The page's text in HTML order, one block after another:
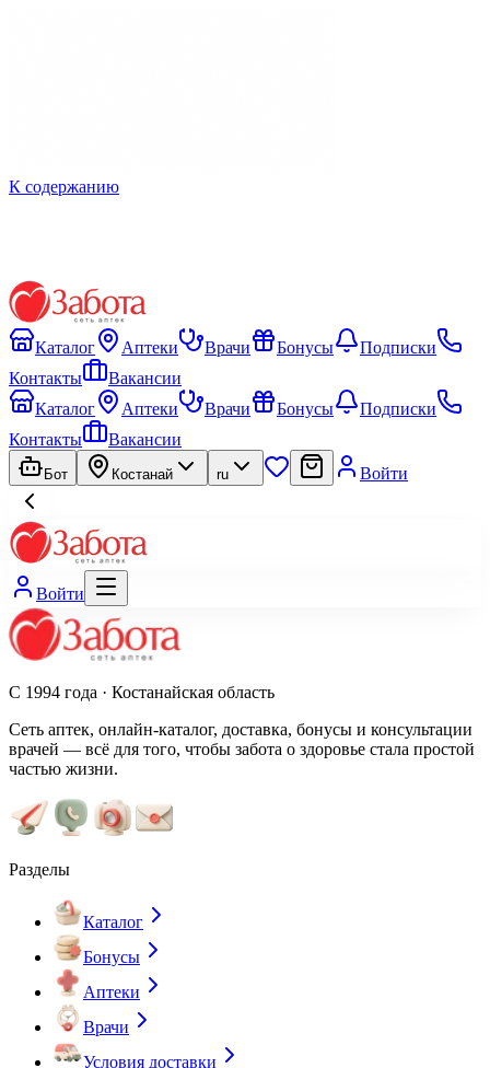
К содержанию
Каталог Аптеки Врачи Бонусы
Подписки
Контакты
Вакансии
Каталог
Аптеки Врачи Бонусы
Подписки
Контакты
Вакансии
Бот Костанай ru Войти
Войти
С 1994 года · Костанайская область
Сеть аптек, онлайн-каталог, доставка, бонусы и консультации
врачей — всё для того, чтобы забота о здоровье стала простой
частью жизни.
Разделы
Каталог
Бонусы
Аптеки
Врачи
Условия доставки